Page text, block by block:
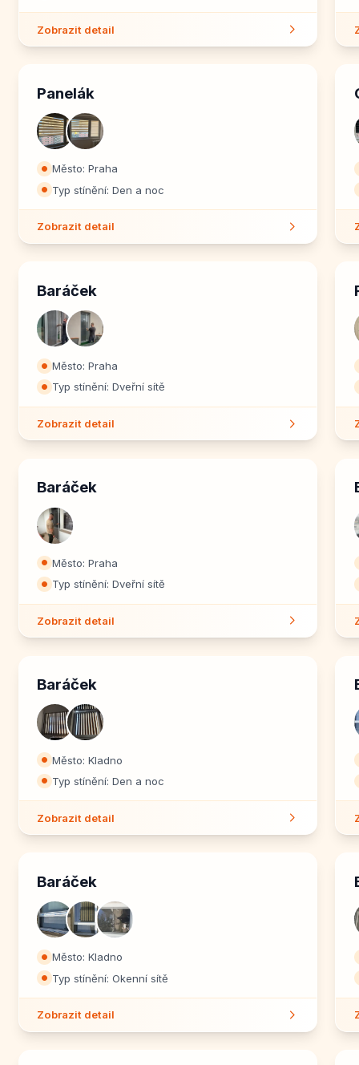
Zobrazit detail
Panelák
⏺ Město: Praha
⏺ Typ stínění: Den a noc
Zobrazit detail
Baráček
⏺ Město: Praha
⏺ Typ stínění: Dveřní sítě
Zobrazit detail
Baráček
⏺ Město: Praha
⏺ Typ stínění: Dveřní sítě
Zobrazit detail
Baráček
⏺ Město: Kladno
⏺ Typ stínění: Den a noc
Zobrazit detail
Baráček
⏺ Město: Kladno
⏺ Typ stínění: Okenní sítě
Zobrazit detail